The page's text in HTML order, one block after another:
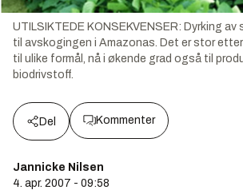
UTILSIKTEDE KONSEKVENSER: Dyrking av
til avskogingen i Amazonas. Det er stor
til ulike formål, nå i økende grad også til
biodrivstoff.
Del Kommenter
Jannicke Nilsen
4. apr. 2007 - 09:58